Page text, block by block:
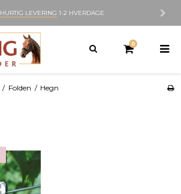
HURTIG LEVERING 1-2 HVERDAGE
0
/ Folden / Hegn